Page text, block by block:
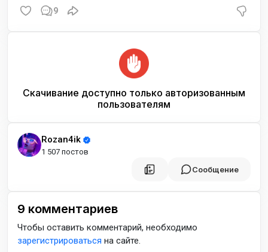
9
Скачивание доступно только авторизованным
пользователям
Rozan4ik
1 507 постов
Сообщение
9 комментариев
Чтобы оставить комментарий, необходимо
зарегистрироваться на сайте.